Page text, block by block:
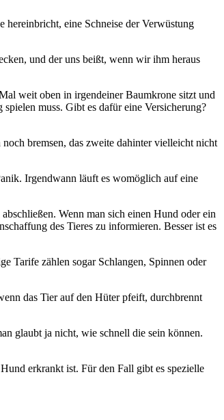
eine Schneise der Verwüstung
und der uns beißt, wenn wir ihm heraus
weit oben in irgendeiner Baumkrone sitzt und
muss. Gibt es dafür eine Versicherung?
bremsen, das zweite dahinter vielleicht nicht
Irgendwann läuft es womöglich auf eine
abschließen. Wenn man sich einen Hund oder ein
des Tieres zu informieren. Besser ist es
Tarife zählen sogar Schlangen, Spinnen oder
das Tier auf den Hüter pfeift, durchbrennt
glaubt ja nicht, wie schnell die sein können.
erkrankt ist. Für den Fall gibt es spezielle